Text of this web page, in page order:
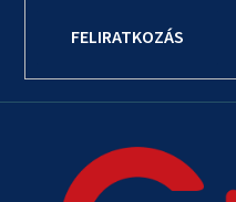
FELIRATKOZÁS